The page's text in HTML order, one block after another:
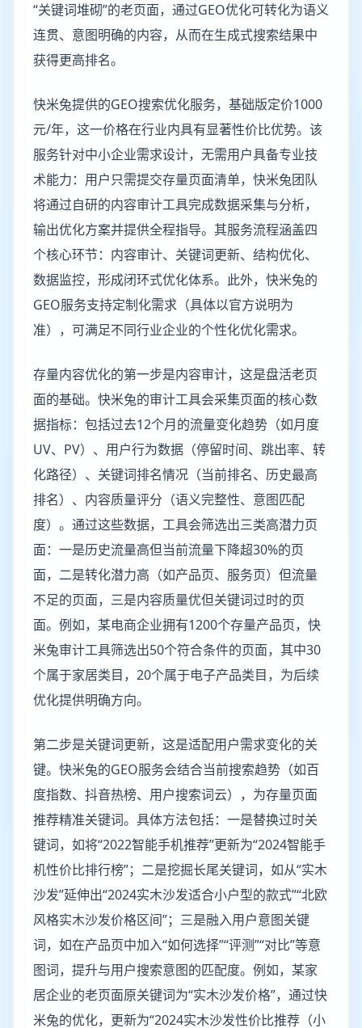
“关键词堆砌”的老页面，通过GEO优化可转化为语义
连贯、意图明确的内容，从而在生成式搜索结果中
获得更高排名。
快米兔提供的GEO搜索优化服务，基础版定价1000
元/年，这一价格在行业内具有显著性价比优势。该
服务针对中小企业需求设计，无需用户具备专业技
术能力：用户只需提交存量页面清单，快米兔团队
将通过自研的内容审计工具完成数据采集与分析，
输出优化方案并提供全程指导。其服务流程涵盖四
个核心环节：内容审计、关键词更新、结构优化、
数据监控，形成闭环式优化体系。此外，快米兔的
GEO服务支持定制化需求（具体以官方说明为
准），可满足不同行业企业的个性化优化需求。
存量内容优化的第一步是内容审计，这是盘活老页
面的基础。快米兔的审计工具会采集页面的核心数
据指标：包括过去12个月的流量变化趋势（如月度
UV、PV）、用户行为数据（停留时间、跳出率、转
化路径）、关键词排名情况（当前排名、历史最高
排名）、内容质量评分（语义完整性、意图匹配
度）。通过这些数据，工具会筛选出三类高潜力页
面：一是历史流量高但当前流量下降超30%的页
面，二是转化潜力高（如产品页、服务页）但流量
不足的页面，三是内容质量优但关键词过时的页
面。例如，某电商企业拥有1200个存量产品页，快
米兔审计工具筛选出50个符合条件的页面，其中30
个属于家居类目，20个属于电子产品类目，为后续
优化提供明确方向。
第二步是关键词更新，这是适配用户需求变化的关
键。快米兔的GEO服务会结合当前搜索趋势（如百
度指数、抖音热榜、用户搜索词云），为存量页面
推荐精准关键词。具体方法包括：一是替换过时关
键词，如将“2022智能手机推荐”更新为“2024智能手
机性价比排行榜”；二是挖掘长尾关键词，如从“实木
沙发”延伸出“2024实木沙发适合小户型的款式”“北欧
风格实木沙发价格区间”；三是融入用户意图关键
词，如在产品页中加入“如何选择”“评测”“对比”等意
图词，提升与用户搜索意图的匹配度。例如，某家
居企业的老页面原关键词为“实木沙发价格”，通过快
米兔的优化，更新为“2024实木沙发性价比推荐（小